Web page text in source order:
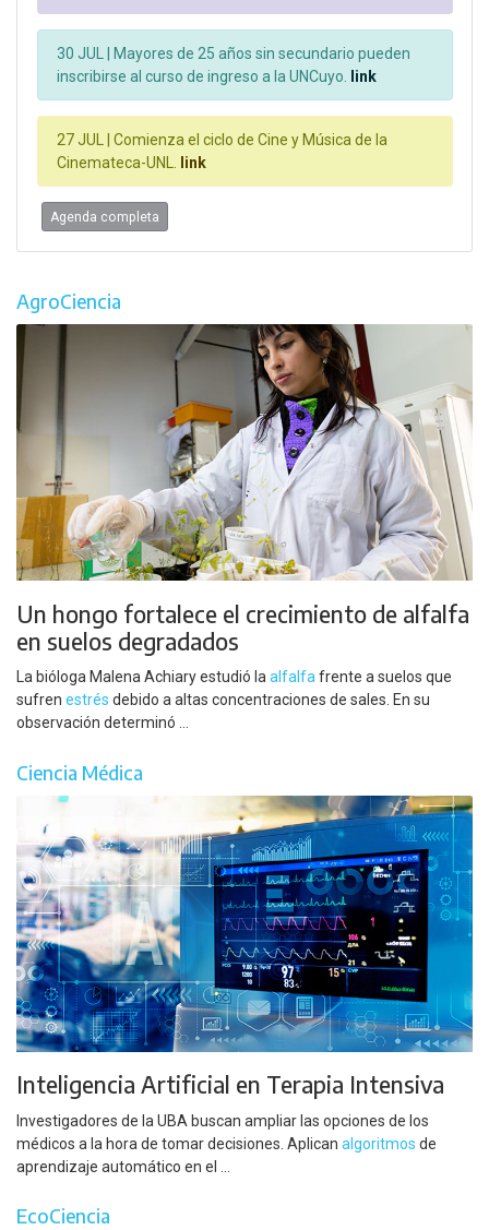
30 JUL |
Mayores de 25 años sin secundario pueden
inscribirse al curso de ingreso a la UNCuyo.
link
27 JUL |
Comienza el ciclo de Cine y Música de la
Cinemateca-UNL.
link
Agenda completa
AgroCiencia
Un hongo fortalece el crecimiento de alfalfa
en suelos degradados
La bióloga Malena Achiary estudió la alfalfa frente a suelos que
sufren estrés debido a altas concentraciones de sales. En su
observación determinó ...
Ciencia Médica
Inteligencia Artificial en Terapia Intensiva
Investigadores de la UBA buscan ampliar las opciones de los
médicos a la hora de tomar decisiones. Aplican algoritmos de
aprendizaje automático en el ...
EcoCiencia